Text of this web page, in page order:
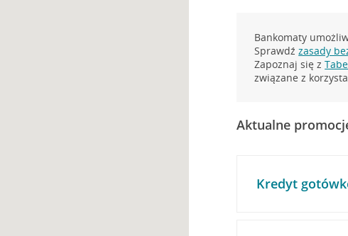
Bankomaty
Sprawdźzasady
Zapoznaj się z
związane z
Aktualne
Kredyt